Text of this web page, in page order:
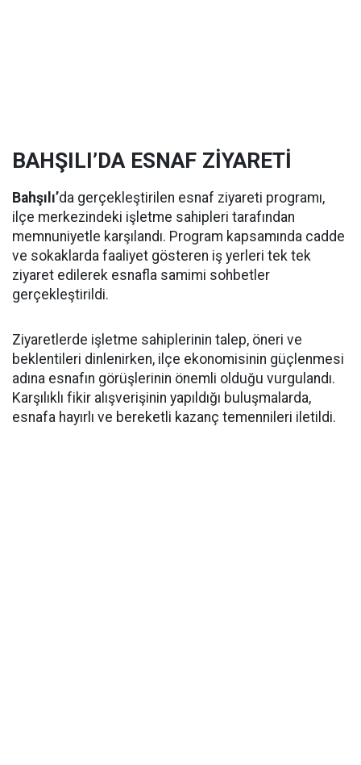
BAHŞILI’DA ESNAF ZİYARETİ
Bahşılı’da gerçekleştirilen esnaf ziyareti programı,
ilçe merkezindeki işletme sahipleri tarafından
memnuniyetle karşılandı. Program kapsamında cadde
ve sokaklarda faaliyet gösteren iş yerleri tek tek
ziyaret edilerek esnafla samimi sohbetler
gerçekleştirildi.
Ziyaretlerde işletme sahiplerinin talep, öneri ve
beklentileri dinlenirken, ilçe ekonomisinin güçlenmesi
adına esnafın görüşlerinin önemli olduğu vurgulandı.
Karşılıklı fikir alışverişinin yapıldığı buluşmalarda,
esnafa hayırlı ve bereketli kazanç temennileri iletildi.